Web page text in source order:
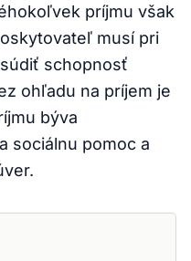
príjmu však
musí pri
schopnosť
ohľadu na príjem je
býva
sociálnu pomoc a